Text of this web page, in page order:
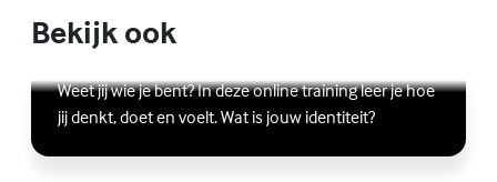
Bekijk ook
Online zelfhulptraining - Wie ben ik?
Weet jij wie je bent? In deze online training leer je hoe
jij denkt, doet en voelt. Wat is jouw identiteit?
Lees meer over Online zelfhulptraining - Wie ben ik?
(Externe link)
Ben jij digitaal in balans?